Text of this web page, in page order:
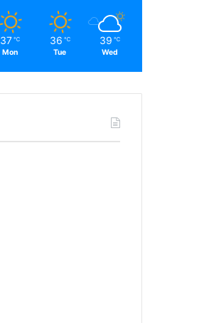
37 ℃
Mon
36 ℃
Tue
39 ℃
Wed